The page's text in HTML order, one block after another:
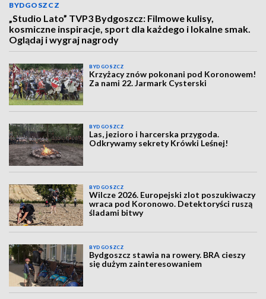
BYDGOSZCZ
„Studio Lato” TVP3 Bydgoszcz: Filmowe kulisy,
kosmiczne inspiracje, sport dla każdego i lokalne smak.
Oglądaj i wygraj nagrody
BYDGOSZCZ
Krzyżacy znów pokonani pod Koronowem!
Za nami 22. Jarmark Cysterski
BYDGOSZCZ
Las, jezioro i harcerska przygoda.
Odkrywamy sekrety Krówki Leśnej!
BYDGOSZCZ
Wilcze 2026. Europejski zlot poszukiwaczy
wraca pod Koronowo. Detektoryści ruszą
śladami bitwy
BYDGOSZCZ
Bydgoszcz stawia na rowery. BRA cieszy
się dużym zainteresowaniem